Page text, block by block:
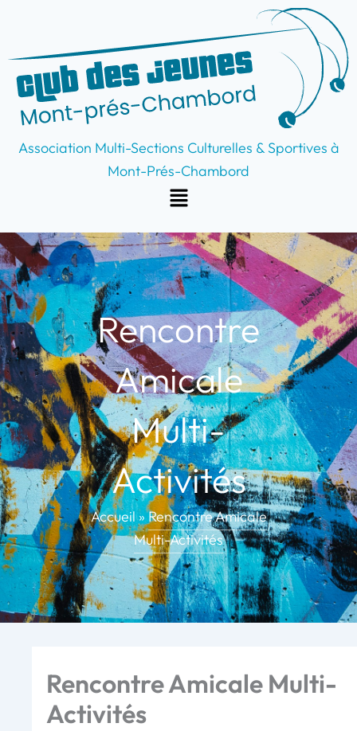
contenu
Association Multi-Sections Culturelles & Sportives à
Mont-Prés-Chambord
Menu
Rencontre
Amicale
Multi-
Activités
Accueil»Rencontre Amicale
Multi-Activités
Rencontre Amicale Multi-
Activités